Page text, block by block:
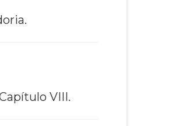
VIII.